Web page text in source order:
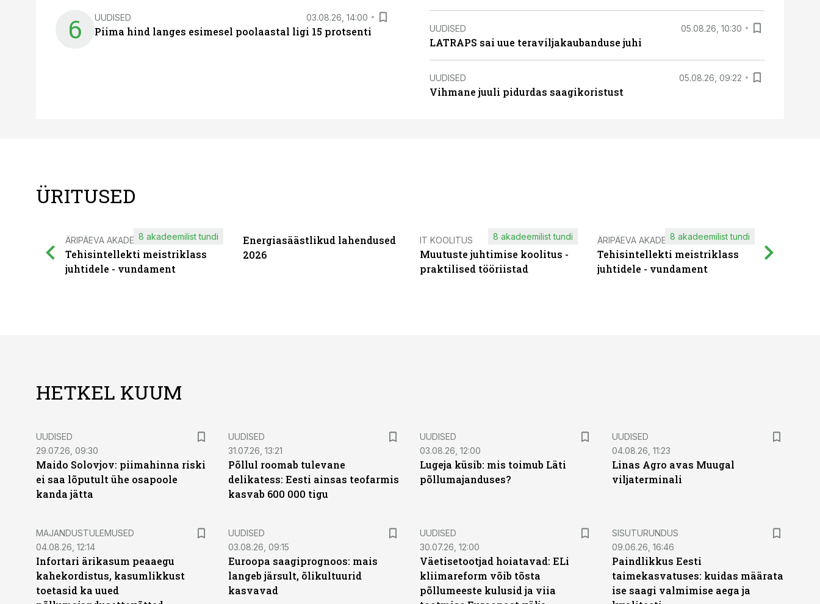
6 UUDISED 03.08.26, 14:00
Piima hind langes esimesel poolaastal ligi 15 protsenti UUDISED 05.08.26, 10:30
LATRAPS sai uue teraviljakaubanduse juhi
UUDISED 05.08.26, 09:22
Vihmane juuli pidurdas saagikoristust
ÜRITUSED
ÄRIPÄEVA AKADEEMIA
Tehisintellekti meistriklass
juhtidele - vundament
8 akadeemilist tundi
Energiasäästlikud lahendused
2026
IT KOOLITUS
Muutuste juhtimise koolitus -
praktilised tööriistad
8 akadeemilist tundi ÄRIPÄEVA AKADEEMIA
Tehisintellekti meistriklass
juhtidele - vundament
8 akadeemilist tundi
HETKEL KUUM
UUDISED
29.07.26, 09:30
Maido Solovjov: piimahinna riski
ei saa lõputult ühe osapoole
kanda jätta
UUDISED
31.07.26, 13:21
Põllul roomab tulevane
delikatess: Eesti ainsas teofarmis
kasvab 600 000 tigu
UUDISED
03.08.26, 12:00
Lugeja küsib: mis toimub Läti
põllumajanduses?
UUDISED
04.08.26, 11:23
Linas Agro avas Muugal
viljaterminali
MAJANDUSTULEMUSED
04.08.26, 12:14
Infortari ärikasum peaaegu
kahekordistus, kasumlikkust
toetasid ka uued
UUDISED
03.08.26, 09:15
Euroopa saagiprognoos: mais
langeb järsult, õlikultuurid
kasvavad
UUDISED
30.07.26, 12:00
Väetisetootjad hoiatavad: ELi
kliimareform võib tõsta
põllumeeste kulusid ja viia
ST
SISUTURUNDUS
09.06.26, 16:46
Paindlikkus Eesti
taimekasvatuses: kuidas määrata
ise saagi valmimise aega ja